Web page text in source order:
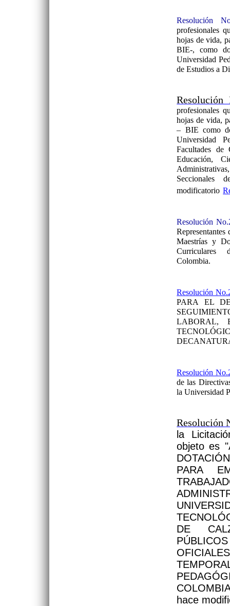
Resolución
profesionales
hojas de vida,
BIE-, como
Universidad
de Estudios a
Resolución
profesionales
hojas de vida,
– BIE como
Universidad
Facultades de
Educación,
Seccionales
modificatorio
Resolución
Representantes
Maestrías y
Curriculares
Colombia.
Resolución
PARA EL
LABORAL,
Resolución
de las
la Universidad
Resolución
la
objeto es
PARA
DE
hace